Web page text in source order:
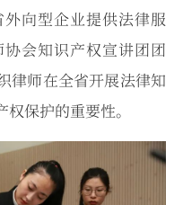
向型企业提供法律服
会知识产权宣讲团团
律师在全省开展法律知
保护的重要性。